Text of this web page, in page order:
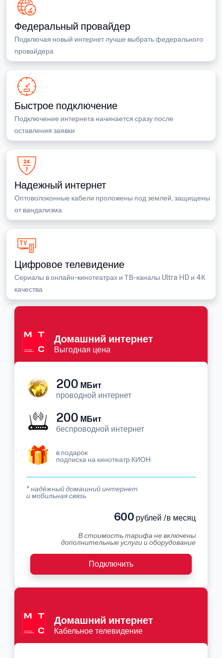
Федеральный провайдер
Подключая новый интернет лучше выбрать федерального
провайдера
Быстрое подключение
Подключение интернета начинается сразу после
оставления заявки
Надежный интернет
Оптоволоконные кабели проложены под землей, защищены
от вандализма
Цифровое телевидение
Сериалы в онлайн-кинотеатрах и ТВ-каналы Ultra HD и 4К
качества
Домашний интернет
Выгодная цена
200 МБит
проводной интернет
200 МБит
беспроводной интернет
в подарок
подписка на кинотеатр КИОН
* надёжный домашний интернет
и мобильная связь
600 рублей /в месяц
В стоимость тарифа не включены
дополнительные услуги и оборудование
Подключить
Домашний интернет
Кабельное телевидение